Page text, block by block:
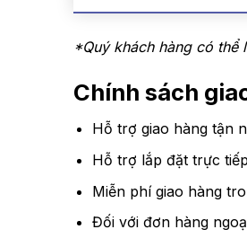
*Quý khách hàng có thể
Chính sách
Hỗ trợ giao hàng tận
Hỗ trợ lắp đặt trực
Miễn phí giao hàng
Đối với đơn hàng